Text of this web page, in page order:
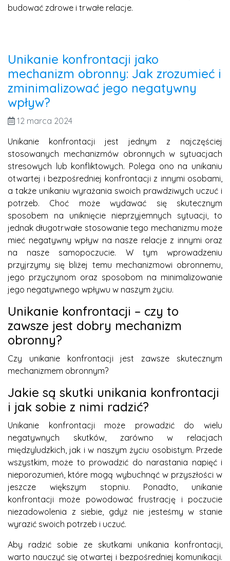
budować zdrowe i trwałe relacje.
Unikanie konfrontacji jako
mechanizm obronny: Jak zrozumieć i
zminimalizować jego negatywny
wpływ?
12 marca 2024
Unikanie konfrontacji jest jednym z najczęściej
stosowanych mechanizmów obronnych w sytuacjach
stresowych lub konfliktowych. Polega ono na unikaniu
otwartej i bezpośredniej konfrontacji z innymi osobami,
a także unikaniu wyrażania swoich prawdziwych uczuć i
potrzeb. Choć może wydawać się skutecznym
sposobem na uniknięcie nieprzyjemnych sytuacji, to
jednak długotrwałe stosowanie tego mechanizmu może
mieć negatywny wpływ na nasze relacje z innymi oraz
na nasze samopoczucie. W tym wprowadzeniu
przyjrzymy się bliżej temu mechanizmowi obronnemu,
jego przyczynom oraz sposobom na minimalizowanie
jego negatywnego wpływu w naszym życiu.
Unikanie konfrontacji – czy to
zawsze jest dobry mechanizm
obronny?
Czy unikanie konfrontacji jest zawsze skutecznym
mechanizmem obronnym?
Jakie są skutki unikania konfrontacji
i jak sobie z nimi radzić?
Unikanie konfrontacji może prowadzić do wielu
negatywnych skutków, zarówno w relacjach
międzyludzkich, jak i w naszym życiu osobistym. Przede
wszystkim, może to prowadzić do narastania napięć i
nieporozumień, które mogą wybuchnąć w przyszłości w
jeszcze większym stopniu. Ponadto, unikanie
konfrontacji może powodować frustrację i poczucie
niezadowolenia z siebie, gdyż nie jesteśmy w stanie
wyrazić swoich potrzeb i uczuć.
Aby radzić sobie ze skutkami unikania konfrontacji,
warto nauczyć się otwartej i bezpośredniej komunikacji.